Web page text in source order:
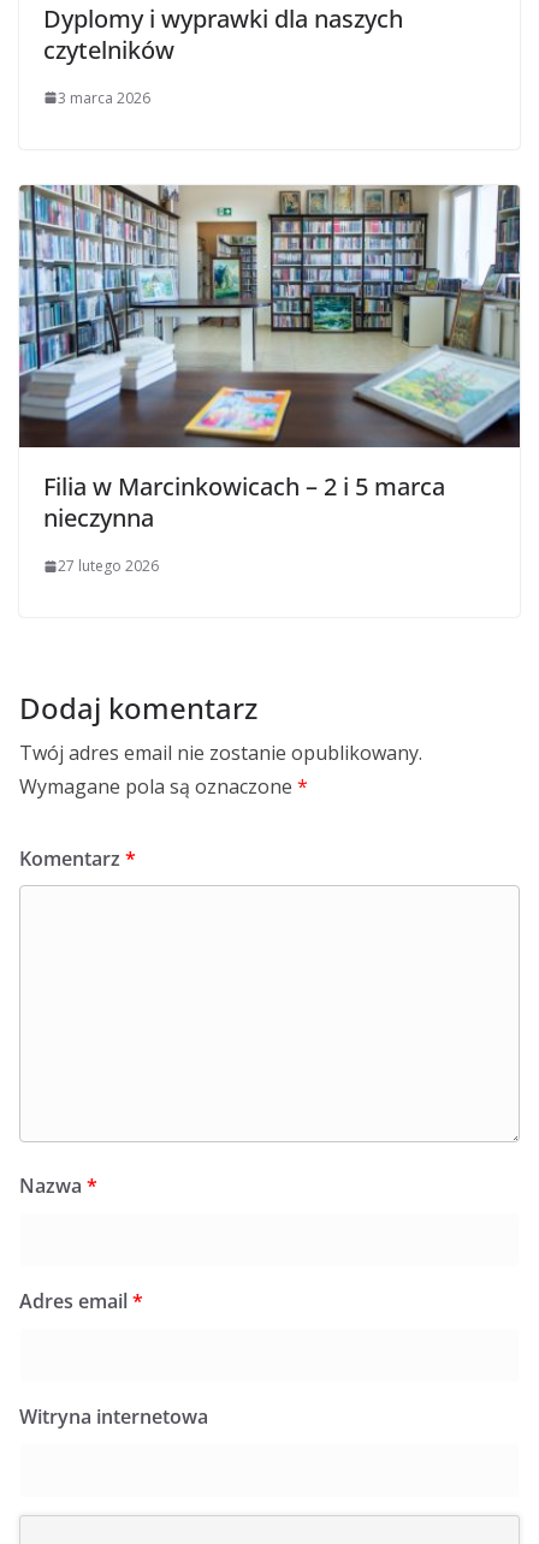
Dyplomy i wyprawki dla naszych
czytelników
3 marca 2026
Filia w Marcinkowicach – 2 i 5 marca
nieczynna
27 lutego 2026
Dodaj komentarz
Twój adres email nie zostanie opublikowany.
Wymagane pola są oznaczone *
Komentarz *
Nazwa *
Adres email*
Witryna internetowa